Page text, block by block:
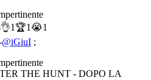
@iGiuI ;
THE HUNT - DOPO LA